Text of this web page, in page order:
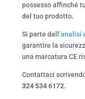
possesso affinché
del tuo prodotto.
Si parte dall’analisi
garantire la
una marcatura CE
Contattaci
324 534 6172.